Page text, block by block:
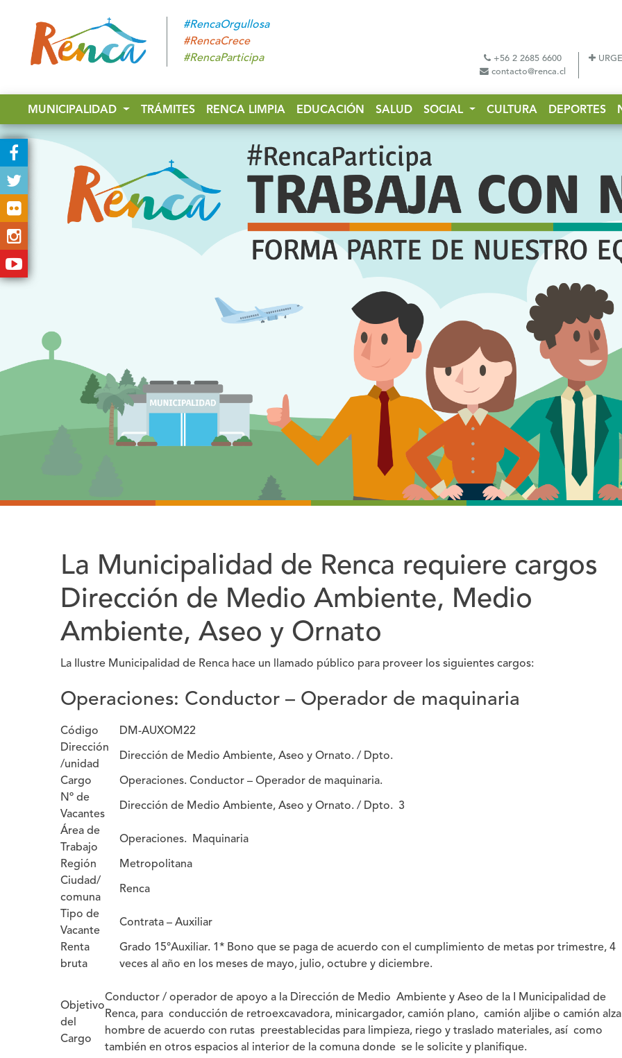
#RencaOrgullosa
#RencaCrece
#RencaParticipa
+56 2 2685 6600
contacto@renca.cl
MUNICIPALIDAD TRÁMITES RENCA LIMPIA EDUCACIÓN SALUD SOCIAL CULTURA DEPORTES
La Municipalidad de Renca requiere cargos
Dirección de Medio Ambiente, Medio
Ambiente, Aseo y Ornato
La Ilustre Municipalidad de Renca hace un llamado público para proveer los siguientes cargos:
Operaciones: Conductor – Operador de maquinaria
Código
DM-AUXOM22
Dirección
/unidad
Dirección de Medio Ambiente, Aseo y Ornato. / Dpto.
Cargo
Operaciones. Conductor – Operador de maquinaria.
Nº de
Vacantes
Dirección de Medio Ambiente, Aseo y Ornato. / Dpto. 3
Área de
Trabajo
Operaciones. Maquinaria
Región
Metropolitana
Ciudad/
comuna
Renca
Tipo de
Vacante
Contrata – Auxiliar
Renta
bruta
Grado 15°Auxiliar. 1* Bono que se paga de acuerdo con el cumplimiento de metas por trimestre, 4
veces al año en los meses de mayo, julio, octubre y diciembre.
Objetivo
del
Cargo
Conductor / operador de apoyo a la Dirección de Medio Ambiente y Aseo de la I Municipalidad de
Renca, para conducción de retroexcavadora, minicargador, camión plano, camión aljibe o camión alza
hombre de acuerdo con rutas preestablecidas para limpieza, riego y traslado materiales, así como
también en otros espacios al interior de la comuna donde se le solicite y planifique.